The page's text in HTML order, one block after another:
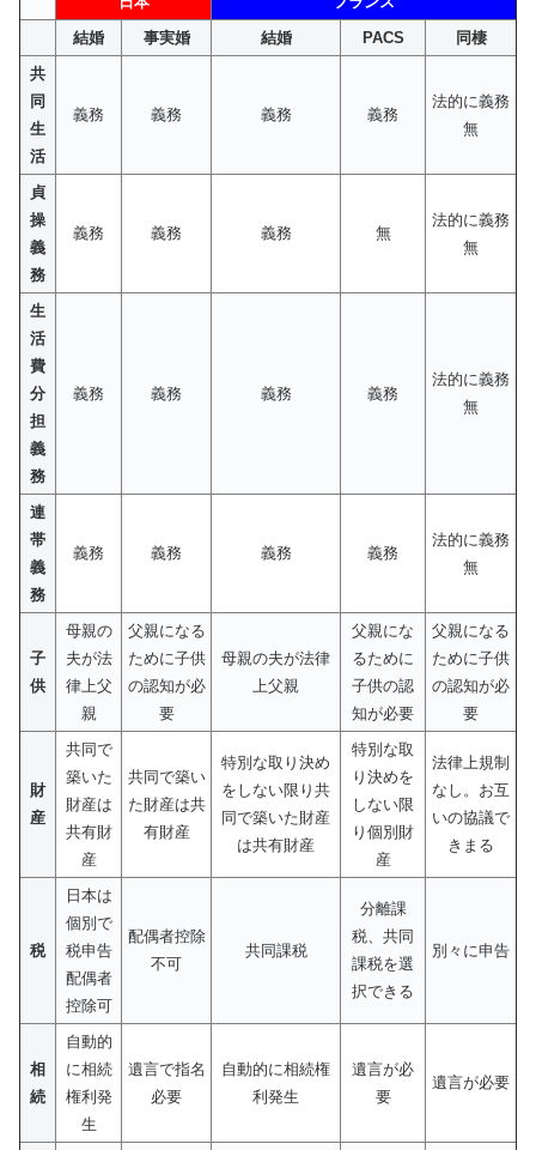
結婚
事実婚 結婚 PACS
同棲
共
同
生
活
義務 義務 義務 義務
法的に義務
無
貞
操
義
務
義務 義務 義務 無
法的に義務
無
生
活
費
分
担
義
務
義務 義務 義務 義務
法的に義務
無
連
帯
義
務
義務 義務 義務 義務
法的に義務
無
子
供
母親の
夫が法
律上父
親
父親になる
ために子供
の認知が必
要
母親の夫が法律
上父親
父親にな
るために
子供の認
知が必要
父親になる
ために子供
の認知が必
要
財
産
共同で
築いた
財産は
共有財
産
共同で築い
た財産は共
有財産
特別な取り決め
をしない限り共
同で築いた財産
は共有財産
特別な取
り決めを
しない限
り個別財
産
法律上規制
なし。お互
いの協議で
きまる
税
日本は
個別で
税申告
配偶者
控除可
配偶者控除
不可
共同課税
分離課
税、共同
課税を選
択できる
別々に申告
相
続
自動的
に相続
権利発
生
遺言で指名
必要
自動的に相続権
利発生
遺言が必
要
遺言が必要